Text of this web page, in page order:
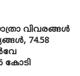
വിവരങ്ങൾ
74.58
കോടി